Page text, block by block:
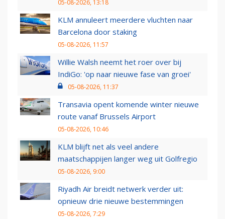
05-08-2026, 13:18
KLM annuleert meerdere vluchten naar
Barcelona door staking
05-08-2026, 11:57
Willie Walsh neemt het roer over bij
IndiGo: 'op naar nieuwe fase van groei'
05-08-2026, 11:37
Transavia opent komende winter nieuwe
route vanaf Brussels Airport
05-08-2026, 10:46
KLM blijft net als veel andere
maatschappijen langer weg uit Golfregio
05-08-2026, 9:00
Riyadh Air breidt netwerk verder uit:
opnieuw drie nieuwe bestemmingen
05-08-2026, 7:29